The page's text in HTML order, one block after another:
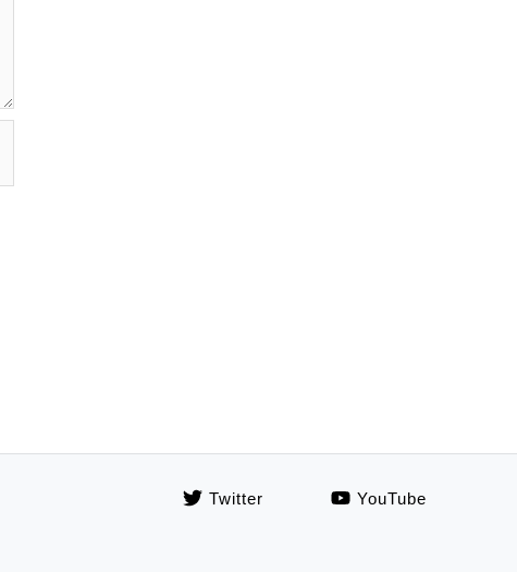
Twitter YouTube